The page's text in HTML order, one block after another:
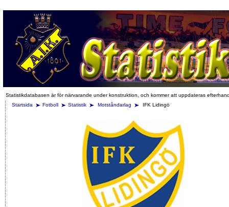
Statistikdatabasen är för närvarande under konstruktion, och kommer att uppdateras
Startsida
Fotboll Statistik Motståndarlag IFK Lidingö